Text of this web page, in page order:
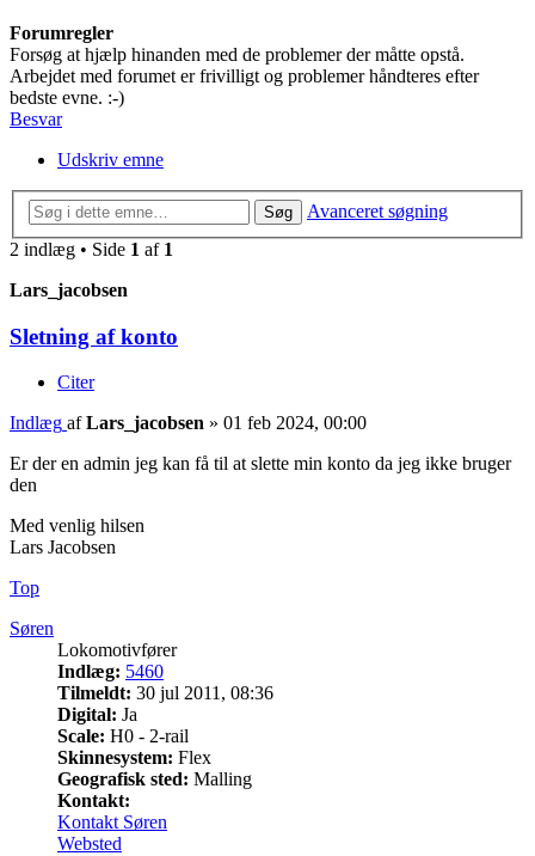
Forumregler
Forsøg at hjælp hinanden med de problemer der måtte opstå.
Arbejdet med forumet er frivilligt og problemer håndteres efter
bedste evne. :-)
Besvar
Udskriv emne
Søg
Avanceret søgning
2 indlæg • Side 1 af 1
Lars_jacobsen
Sletning af konto
Citer
Indlæg afLars_jacobsen » 01 feb 2024, 00:00
Er der en admin jeg kan få til at slette min konto da jeg ikke bruger
den
Med venlig hilsen
Lars Jacobsen
Top
Søren
Lokomotivfører
Indlæg: 5460
Tilmeldt: 30 jul 2011, 08:36
Digital: Ja
Scale: H0 - 2-rail
Skinnesystem: Flex
Geografisk sted: Malling
Kontakt:
Kontakt Søren
Websted